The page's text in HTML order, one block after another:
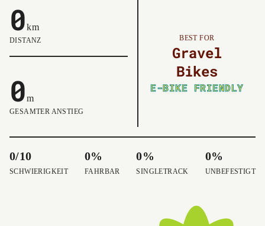
0km
DISTANZ
0m
GESAMTER ANSTIEG
BEST FOR
Gravel
Bikes
E-BIKE FRIENDLY
0/10
SCHWIERIGKEIT
0%
FAHRBAR
0%
SINGLETRACK
0%
UNBEFESTIGT